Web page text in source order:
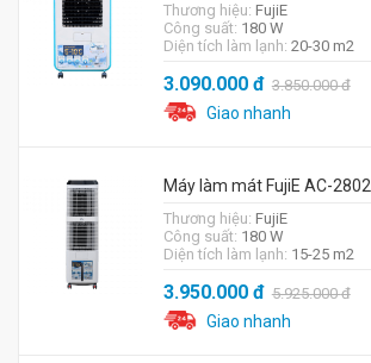
Thương hiệu: FujiE
Công suất: 180 W
Diện tích làm lạnh: 20-30 m2
3.090.000đ 3.850.000đ
Giao nhanh
Máy làm mát FujiE AC-2802
Thương hiệu: FujiE
Công suất: 180 W
Diện tích làm lạnh: 15-25 m2
3.950.000đ 5.925.000đ
Giao nhanh